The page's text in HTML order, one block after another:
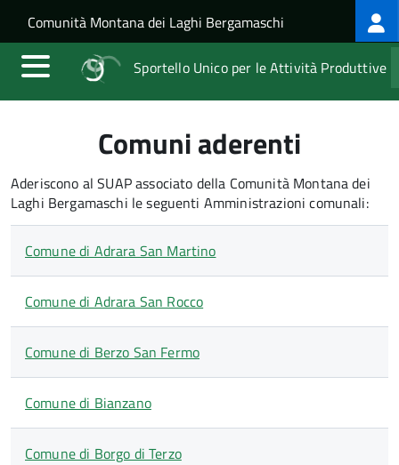
Salta al contenuto principale
Skip to site navigation
Comunità Montana dei Laghi Bergamaschi
Sportello Unico per le Attività Produttive
Comuni aderenti
Aderiscono al SUAP associato della Comunità Montana dei
Laghi Bergamaschi le seguenti Amministrazioni comunali:
Comune di Adrara San Martino
Comune di Adrara San Rocco
Comune di Berzo San Fermo
Comune di Bianzano
Comune di Borgo di Terzo